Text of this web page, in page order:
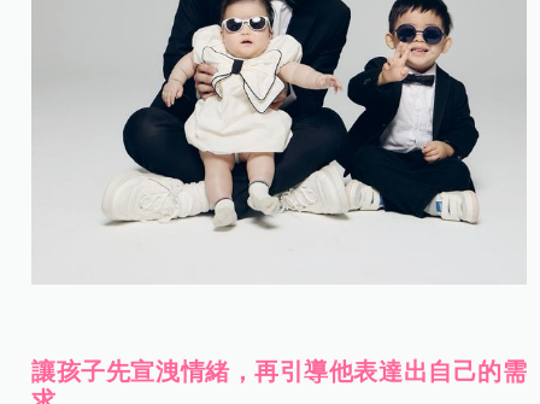
讓孩子先宣洩情緒，再引導他表達出自己的需